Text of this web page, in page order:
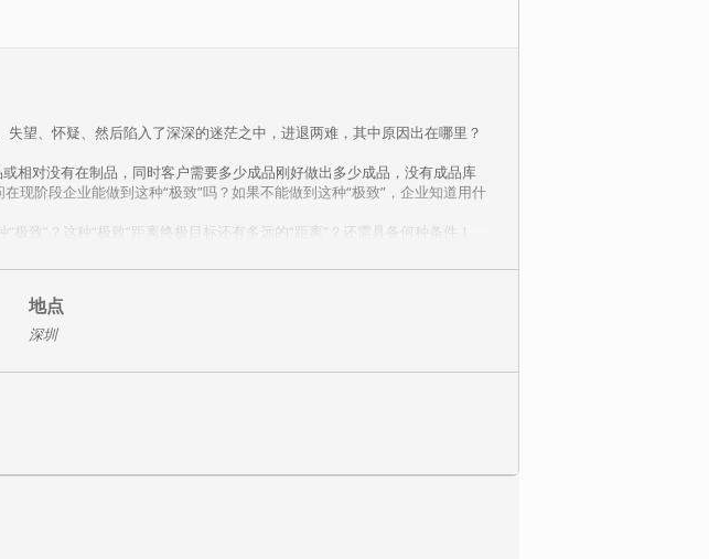
望、怀疑、然后陷入了深深的迷茫之中，进退两难，其中原因出在哪里？
相对没有在制品，同时客户需要多少成品刚好做出多少成品，没有成品库
现阶段企业能做到这种“极致”吗？如果不能做到这种“极致”，企业知道用什
致”？这种“极致”距离终极目标还有多远的“距离”？还需具备何种条件！
，该案例会用到整个课程80%以上的工具及方法，系统的从宏观到微观，
作中的动作采用何种工具进行分析及讲解。
地点
深圳